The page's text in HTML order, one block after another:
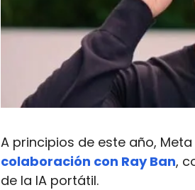
A principios de este año,
colaboración con Ray Ban,
de la IA portátil.